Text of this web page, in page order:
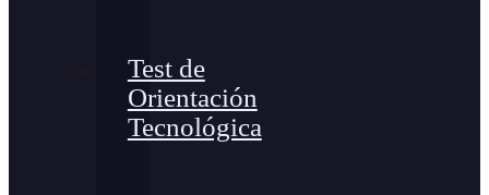
Test de
Orientación
Tecnológica